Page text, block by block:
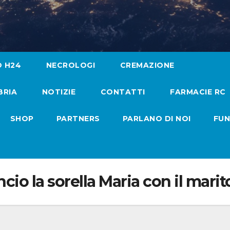
H24 NECROLOGI CREMAZIONE
NOTIZIE CONTATTI FARMACIE RC
SHOP PARTNERS PARLANO DI NOI
la sorella Maria con il